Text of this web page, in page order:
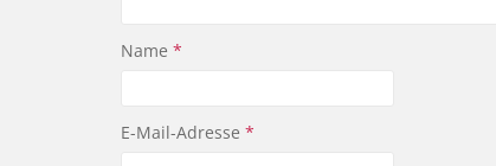
Name *
E-Mail-Adresse *